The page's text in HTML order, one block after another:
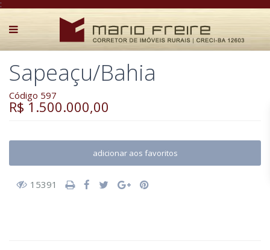
:
Sapeaçu/Bahia
Código 597
R$ 1.500.000,00
adicionar aos favoritos
15391